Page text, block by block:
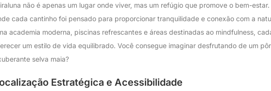
não é apenas um lugar onde viver, mas um refúgio que promove o bem-
cada cantinho foi pensado para proporcionar tranquilidade e conexão com a
academia moderna, piscinas refrescantes e áreas destinadas ao mindfulness,
um estilo de vida equilibrado. Você consegue imaginar desfrutando de um
selva maia?
Estratégica e Acessibilidade